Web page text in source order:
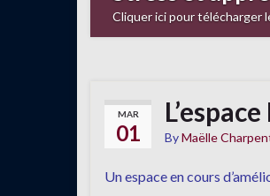
Cliquer ici pour télécharger
MAR
01 ByMaëlle
Un espace en cours